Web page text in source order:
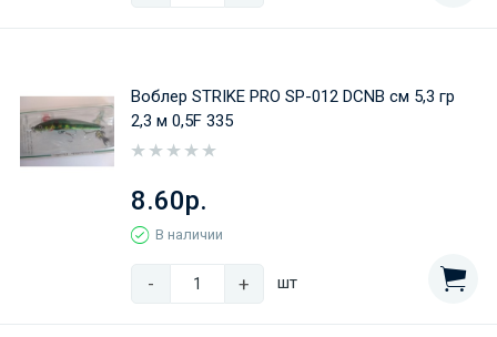
Воблер STRIKE PRO SP-012 DCNB см 5,3 гр
2,3 м 0,5F 335
8.60р.
В наличии
- + шт